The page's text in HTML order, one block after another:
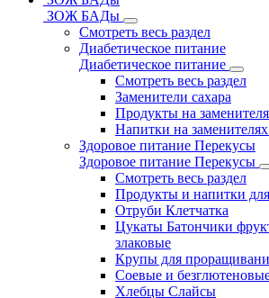
ЗОЖ БАДы
Смотреть весь раздел
Диабетическое питание
Диабетическое питание
Смотреть весь раздел
Заменители сахара
Продукты на
Напитки на заменителях
Здоровое питание Перекусы
Здоровое питание Перекусы
Смотреть весь раздел
Продукты и напитки
Отруби Клетчатка
Цукаты Батончики
злаковые
Крупы для
Соевые и
Хлебцы Слайсы